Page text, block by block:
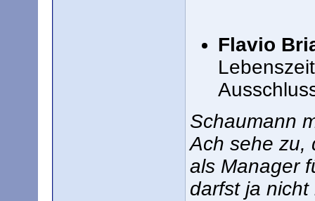
Flavio
Schaumann
Ach sehe zu,
als Manager
darfst ja nicht